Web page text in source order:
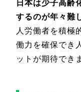
日本は少子高齢
するのが年々難
人労働者を積極
働力を確保でき
ットが期待でき